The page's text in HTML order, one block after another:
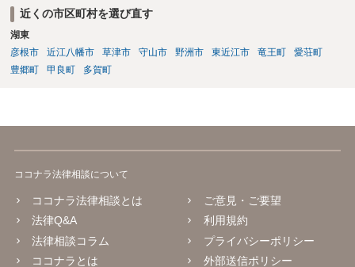
近くの市区町村を選び直す
湖東
彦根市
近江八幡市 草津市 守山市 野洲市 東近江市 竜王町
愛荘町
豊郷町
甲良町 多賀町
ココナラ法律相談について
ココナラ法律相談とは
法律Q&A
法律相談コラム
ココナラとは
ご意見・ご要望
利用規約
プライバシーポリシー
外部送信ポリシー